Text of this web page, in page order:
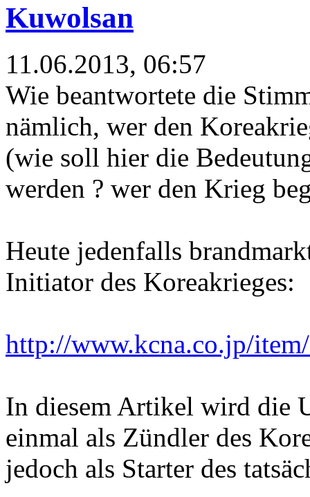
Kuwolsan
11.06.2013, 06:57
Wie beantwortete die
nämlich, wer den
(wie soll hier die
werden ? wer den Krieg
Heute jedenfalls
Initiator des Koreakrieges:
http://www.kcna.co.jp/
In diesem Artikel wird die
einmal als Zündler des
jedoch als Starter des